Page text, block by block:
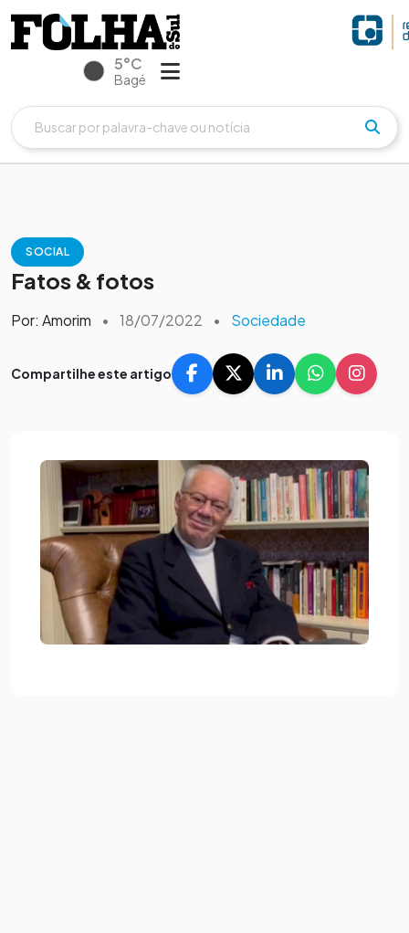
5°C
Bagé
SOCIAL
Fatos & fotos
Por: Amorim • 18/07/2022 • Sociedade
Compartilhe este artigo